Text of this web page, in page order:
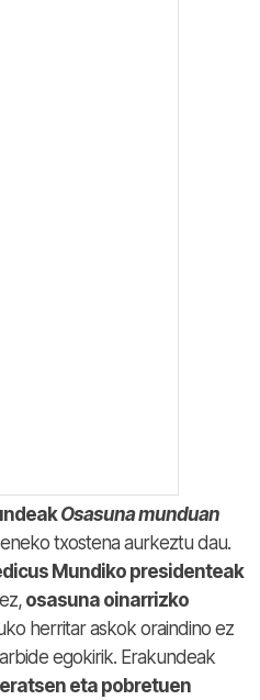
Osasuna munduan
txostena aurkeztu dau.
Mundiko presidenteak
osasuna oinarrizko
herritar askok oraindino ez
egokirik. Erakundeak
eta pobretuen